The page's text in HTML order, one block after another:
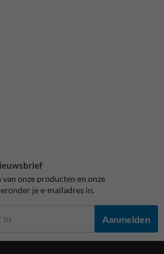
onze producten en onze
je e-mailadres in.
Aanmelden